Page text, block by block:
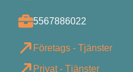
5567886022
Företags - Tjänster
Privat - Tjänster